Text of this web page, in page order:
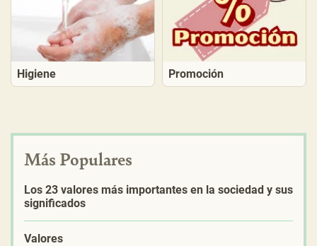
Higiene Promoción
Más Populares
Los 23 valores más importantes en la sociedad y sus
significados
Valores